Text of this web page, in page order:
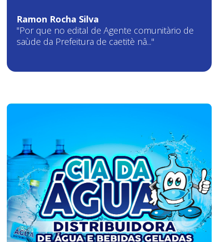
Ramon Rocha Silva
"Por que no edital de Agente comunitàrio de
saùde da Prefeitura de caetitè nâ..."